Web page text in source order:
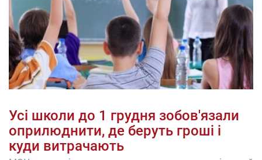
Усі школи до 1 грудня зобов'язали
оприлюднити, де беруть гроші і
куди витрачають